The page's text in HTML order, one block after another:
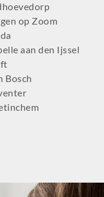
op Zoom
aan den Ijssel
Bosch
Rijen